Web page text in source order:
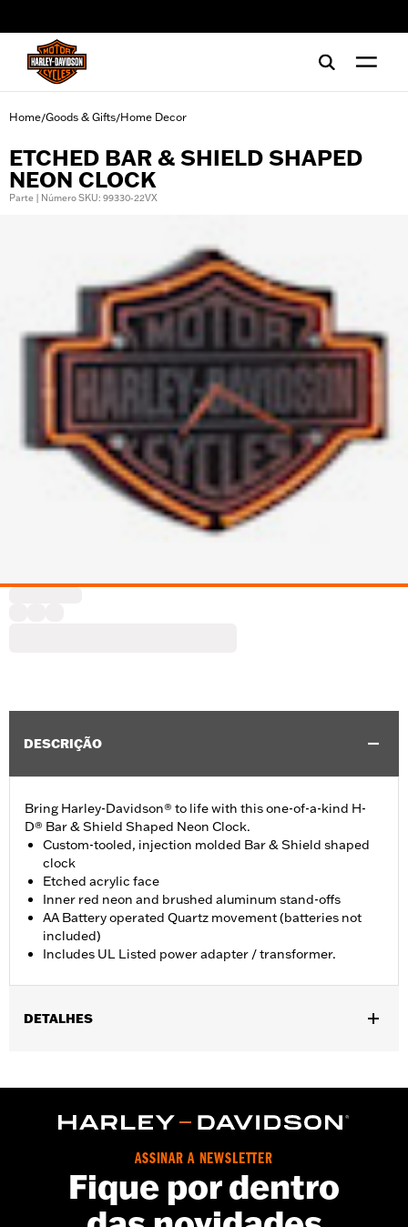
Home/Goods & Gifts/Home Decor
ETCHED BAR & SHIELD SHAPED
NEON CLOCK
Parte | Número SKU: 99330-22VX
DESCRIÇÃO
Bring Harley-Davidson® to life with this one-of-a-kind H-
D® Bar & Shield Shaped Neon Clock.
Custom-tooled, injection molded Bar & Shield shaped
clock
Etched acrylic face
Inner red neon and brushed aluminum stand-offs
AA Battery operated Quartz movement (batteries not
included)
Includes UL Listed power adapter / transformer.
DETALHES
Dimension Description:11" H x 14" L x 3" W / 27.94 x 35.56 x 7.62
ASSINAR A NEWSLETTER
Fique por dentro